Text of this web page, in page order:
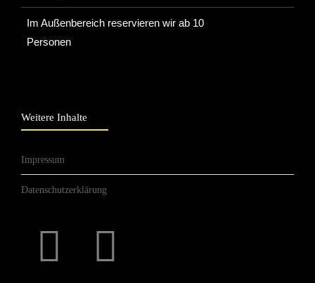
Im Außenbereich reservieren wir ab 10
Personen
Weitere Inhalte
Impressum
Datenschutzerklärung